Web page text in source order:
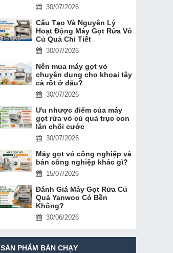
30/07/2026
Cấu Tạo Và Nguyên Lý
Hoạt Động Máy Gọt Rửa Vỏ
Củ Quả Chi Tiết
30/07/2026
Nên mua máy gọt vỏ
chuyên dụng cho khoai tây
cà rốt ở đâu?
30/07/2026
Ưu nhược điểm của máy
gọt rửa vỏ củ quả trục con
lăn chổi cước
30/07/2026
Máy gọt vỏ công nghiệp và
bán công nghiệp khác gì?
15/07/2026
Đánh Giá Máy Gọt Rửa Củ
Quả Yanwoo Có Bền
Không?
30/06/2026
SẢN PHẨM BÁN CHẠY